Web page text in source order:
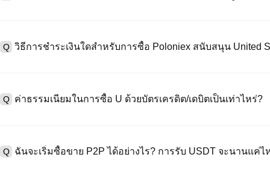
"ความปลอดภัย" อัปโหลดเอกสาร Id ที่ถูกต้องของคุณ และถ่ายเซลฟี่เ
Q วิธีการชำระเงินใดสำหรับการซื้อ Poloniex สนับสนุน United
ซื้อขาย OTC สำหรับธุรกรรมขนาดใหญ่เกิน 100,000 USD พร้อมใบเสนอ
Q ค่าธรรมเนียมในการซื้อ U ด้วยบัตรเครดิต/เดบิตเป็นเท่าไหร่?
การซื้อขายแบบสปอตมาตรฐาน (ต่ำถึง 0.05%) ใช้กับการซื้อขาย U/USDT
Q ฉันจะเริ่มซื้อขาย P2P ได้อย่างไร? การรับ USDT จะนานแค่ไ